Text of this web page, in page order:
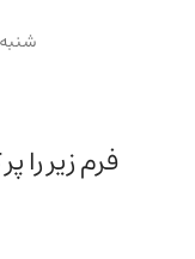
شنبه
فرم زیر را